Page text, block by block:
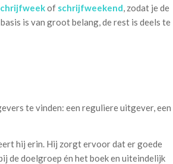
of schrijfweekend, zodat je de
is van groot belang, de rest is deels te
te vinden: een reguliere uitgever, een
hij erin. Hij zorgt ervoor dat er goede
de doelgroep én het boek en uiteindelijk